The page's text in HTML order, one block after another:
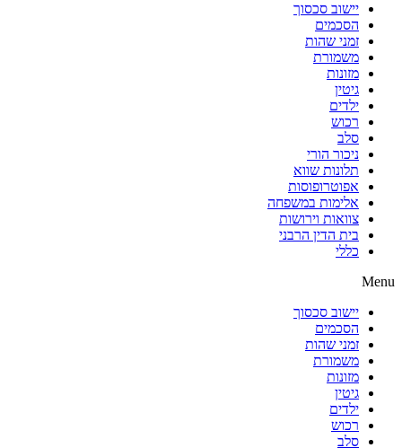
יישוב סכסוך
הסכמים
זמני שהות
משמורת
מזונות
גיטין
ילדים
רכוש
סלב
ניכור הורי
תלונות שווא
אפוטרופוסות
אלימות במשפחה
צוואות וירושות
בית הדין הרבני
כללי
Menu
יישוב סכסוך
הסכמים
זמני שהות
משמורת
מזונות
גיטין
ילדים
רכוש
סלב